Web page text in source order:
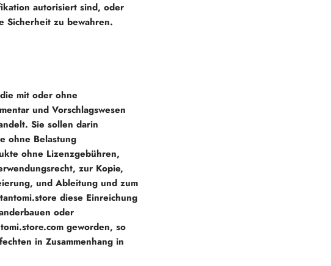
autorisiert sind, oder
Sicherheit zu bewahren.
mit oder ohne
und Vorschlagswesen
Sie sollen darin
ohne Belastung
ohne Lizenzgebühren,
zur Kopie,
und Ableitung und zum
tantomi.store diese Einreichung
oder
.com geworden, so
in Zusammenhang in